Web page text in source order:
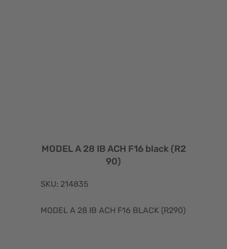
MODEL A 28 IB ACH F16 black (R2
90)
SKU: 214835
MODEL A 28 IB ACH F16 BLACK (R290)